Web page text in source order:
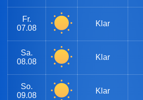
Fr.
07.08
Klar
Sa.
08.08
Klar
So.
09.08
Klar